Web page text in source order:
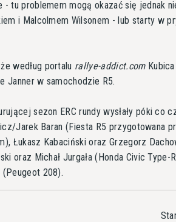
tu problemem mogą okazać się jednak
i Malcolmem Wilsonem - lub starty w
według portalu rallye-addict.comKubica
Janner w samochodzie R5.
sezon ERC rundy wysłały póki co
Jarek Baran (Fiesta R5 przygotowana
Łukasz Kabaciński oraz Grzegorz
oraz Michał Jurgała (Honda Civic Type-
(Peugeot 208).